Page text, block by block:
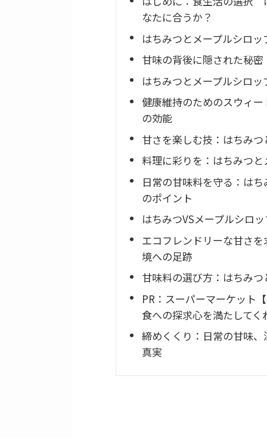
なたに合うか？
はちみつとメープルシロ
甘味の背後に隠された秘
はちみつとメープルシロ
健康維持のためのスウィ
の効能
甘さを楽しむ技：はちみ
料理に彩りを：はちみつ
日常の甘味料を守る：は
のポイント
はちみつVSメープルシロ
エコフレンドリーな甘さ
境への足跡
甘味料の選び方：はちみ
PR：スーパーマーケット
食への探求心を満たしてく
締めくくり：日常の甘味
真実